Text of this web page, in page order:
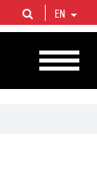
in the world
hydrocarbon
EN